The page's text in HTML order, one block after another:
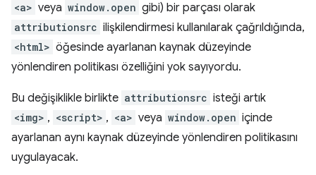
<a> veya window.open gibi) bir parçası olarak
attributionsrc ilişkilendirmesi kullanılarak çağrıldığında,
<html> öğesinde ayarlanan kaynak düzeyinde
yönlendiren politikası özelliğini yok sayıyordu.
Bu değişiklikle birlikte attributionsrc isteği artık
<img> , <script> , <a> veya window.open içinde
ayarlanan aynı kaynak düzeyinde yönlendiren politikasını
uygulayacak.